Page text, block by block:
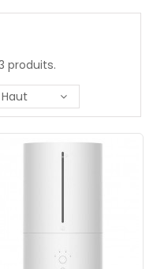
produits.
Haut